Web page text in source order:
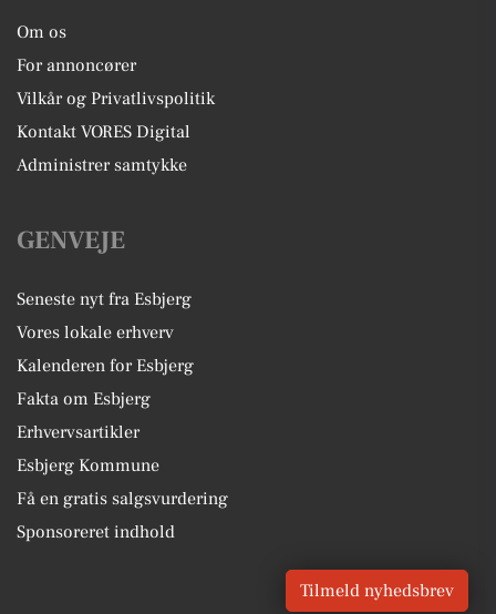
Om os
For annoncører
Vilkår og Privatlivspolitik
Kontakt VORES Digital
Administrer samtykke
GENVEJE
Seneste nyt fra Esbjerg
Vores lokale erhverv
Kalenderen for Esbjerg
Fakta om Esbjerg
Erhvervsartikler
Esbjerg Kommune
Få en gratis salgsvurdering
Sponsoreret indhold
Tilmeld nyhedsbrev